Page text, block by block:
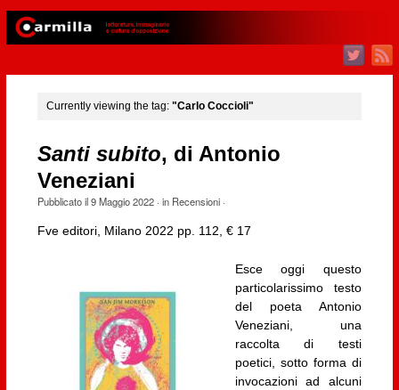
Currently viewing the tag: "Carlo Coccioli"
Santi subito, di Antonio
Veneziani
Pubblicato il9 Maggio 2022· in Recensioni·
Fve editori, Milano 2022 pp. 112, € 17
Esce oggi questo
particolarissimo testo
del poeta Antonio
Veneziani, una
raccolta di testi
poetici, sotto forma di
invocazioni ad alcuni